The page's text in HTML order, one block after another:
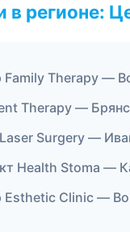
в регионе:
Family Therapy —
Therapy —
Surgery —
Health Stoma —
Esthetic Clinic —